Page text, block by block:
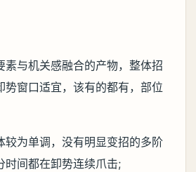
素与机关感融合的产物，整体招
势窗口适宜，该有的都有，部位
较为单调，没有明显变招的多阶
时间都在卸势连续爪击;